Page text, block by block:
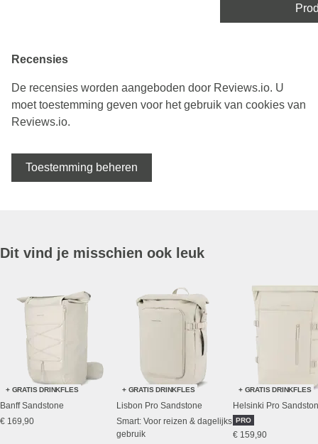
Recensies
De recensies worden aangeboden door Reviews.io. U
moet toestemming geven voor het gebruik van cookies van
Reviews.io.
Toestemming beheren
Dit vind je misschien ook leuk
+ GRATIS DRINKFLES
Banff Sandstone
€ 169,90
+ GRATIS DRINKFLES
Lisbon Pro Sandstone
Smart: Voor reizen & dagelijks
gebruik
+ GRATIS DRINKFLES
Helsinki Pro
PRO
€ 159,90